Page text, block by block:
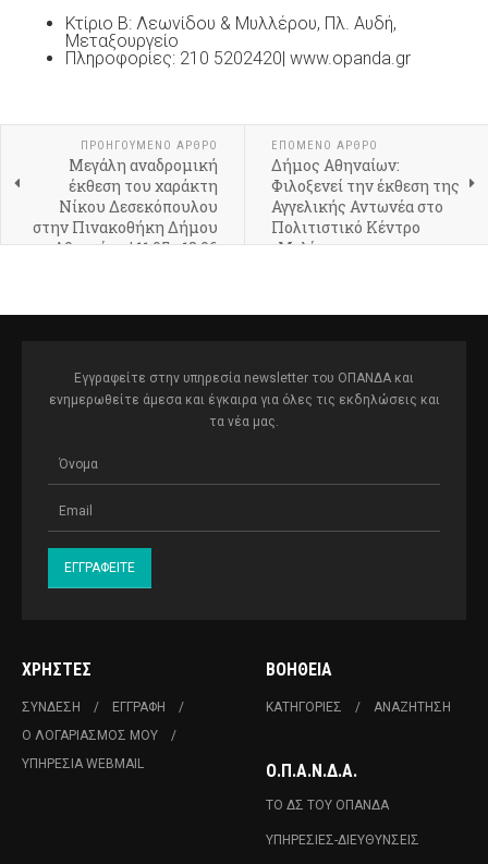
Κτίριο Β: Λεωνίδου & Μυλλέρου, Πλ. Αυδή,
Μεταξουργείο
Πληροφορίες: 210 5202420| www.opanda.gr
ΠΡΟΗΓΟΎΜΕΝΟ ΆΡΘΡΟ
Μεγάλη αναδρομική
έκθεση του χαράκτη
Νίκου Δεσεκόπουλου
στην Πινακοθήκη Δήμου
Αθηναίων | 11.05 - 18.06
ΕΠΌΜΕΝΟ ΆΡΘΡΟ
Δήμος Αθηναίων:
Φιλοξενεί την έκθεση της
Αγγελικής Αντωνέα στο
Πολιτιστικό Κέντρο
«Μελίνα»
Εγγραφείτε στην υπηρεσία newsletter του ΟΠΑΝΔΑ και
ενημερωθείτε άμεσα και έγκαιρα για όλες τις εκδηλώσεις και
τα νέα μας.
ΧΡΉΣΤΕΣ
ΣΎΝΔΕΣΗ
ΕΓΓΡΑΦΉ
Ο ΛΟΓΑΡΙΑΣΜΌΣ ΜΟΥ
ΥΠΗΡΕΣΊΑ WEBMAIL
ΒΟΉΘΕΙΑ
ΚΑΤΗΓΟΡΊΕΣ ΑΝΑΖΉΤΗΣΗ
Ο.Π.Α.Ν.Δ.Α.
ΤΟ ΔΣ ΤΟΥ ΟΠΑΝΔΑ
ΥΠΗΡΕΣΊΕΣ-ΔΙΕΥΘΎΝΣΕΙΣ